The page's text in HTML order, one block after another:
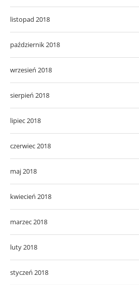
listopad 2018
październik 2018
wrzesień 2018
sierpień 2018
lipiec 2018
czerwiec 2018
maj 2018
kwiecień 2018
marzec 2018
luty 2018
styczeń 2018